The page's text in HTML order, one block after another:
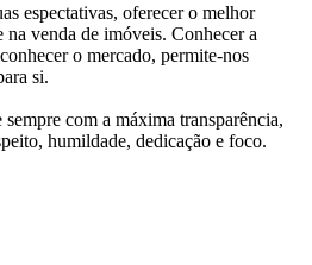
espectativas, oferecer o melhor
venda de imóveis. Conhecer a
o mercado, permite-nos
si.
com a máxima transparência,
humildade, dedicação e foco.